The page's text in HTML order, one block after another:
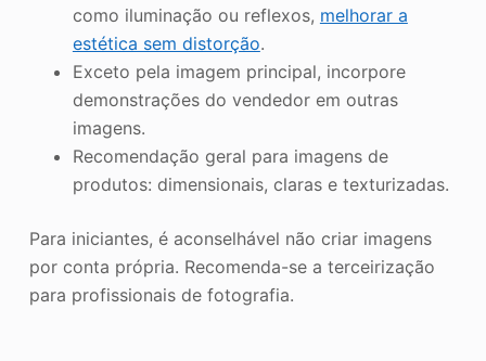
como iluminação ou reflexos, melhorar a
estética sem distorção.
Exceto pela imagem principal, incorpore
demonstrações do vendedor em outras
imagens.
Recomendação geral para imagens de
produtos: dimensionais, claras e texturizadas.
Para iniciantes, é aconselhável não criar imagens
por conta própria. Recomenda-se a terceirização
para profissionais de fotografia.